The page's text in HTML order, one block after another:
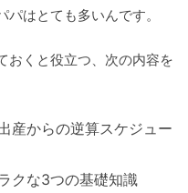
はとても多いんです。
おくと役立つ、次の内容を
産からの逆算スケジュー
クな3つの基礎知識